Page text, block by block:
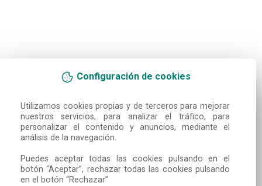
Configuración de cookies
Utilizamos cookies propias y de terceros para mejorar
nuestros servicios, para analizar el tráfico, para
personalizar el contenido y anuncios, mediante el
análisis de la navegación.
Puedes aceptar todas las cookies pulsando en el
botón “Aceptar”, rechazar todas las cookies pulsando
en el botón “Rechazar”